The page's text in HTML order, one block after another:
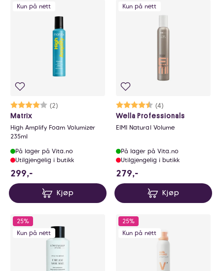
Kun på nett
Karakter:
(2)
4.0 av 5 mulige
Matrix
High Amplify Foam Volumizer
235ml
På lager på Vita.no
Utilgjengelig i butikk
299,-
Kjøp
Kun på nett
Karakter:
(4)
4.8 av 5 mulige
Wella Professionals
EIMI Natural Volume
På lager på Vita.no
Utilgjengelig i butikk
279,-
Kjøp
25%
Kun på nett
25%
Kun på nett